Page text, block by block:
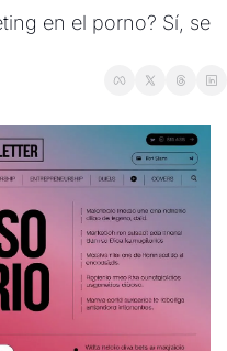
en el porno? Sí, se